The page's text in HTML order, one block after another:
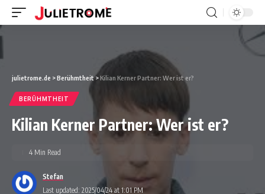
julietrome.de >Berühmtheit>Kilian Kerner Partner: Wer ist er?
BERÜHMTHEIT
Kilian Kerner Partner: Wer ist er?
Last updated: 2025/04/24 at 1:01 PM
Stefan
4 Min Read